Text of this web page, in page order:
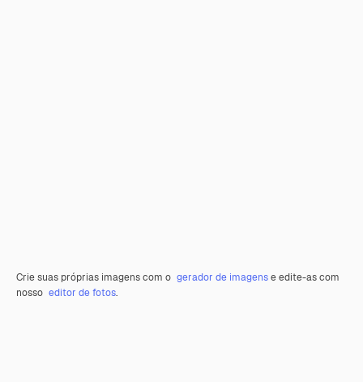
Crie suas próprias imagens com o gerador de imagense edite-as com
nosso editor de fotos.